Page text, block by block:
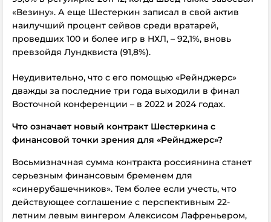
«Везину». А еще Шестеркин записал в свой актив
наилучший процент сейвов среди вратарей,
проведших 100 и более игр в НХЛ, – 92,1%, вновь
превзойдя Лундквиста (91,8%).
Неудивительно, что с его помощью «Рейнджерс»
дважды за последние три года выходили в финал
Восточной конференции – в 2022 и 2024 годах.
Что означает новый контракт Шестеркина с
финансовой точки зрения для «Рейнджерс»?
Восьмизначная сумма контракта россиянина станет
серьезным финансовым бременем для
«синерубашечников». Тем более если учесть, что
действующее соглашение с перспективным 22-
летним левым вингером Алексисом Лафреньером,